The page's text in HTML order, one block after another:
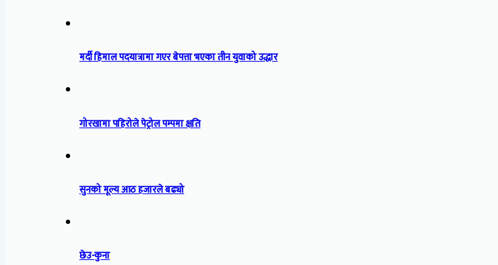
मर्दी हिमाल पदयात्रामा गएर बेपत्ता भएका तीन युवाको उद्धार
गोरखामा पहिरोले पेट्रोल पम्पमा क्षति
सुनको मूल्य आठ हजारले बढ्यो
छेउ-कुना